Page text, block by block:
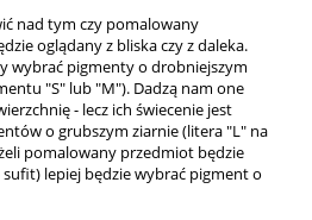
nad tym czy pomalowany
oglądany z bliska czy z daleka.
wybrać pigmenty o drobniejszym
"S" lub "M"). Dadzą nam one
- lecz ich świecenie jest
o grubszym ziarnie (litera "L" na
pomalowany przedmiot będzie
lepiej będzie wybrać pigment o